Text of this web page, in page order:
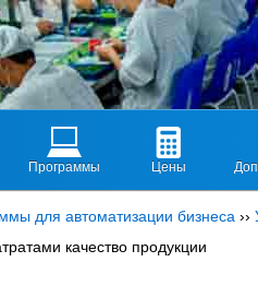
Программы Цены
для автоматизации бизнеса ››
качество продукции